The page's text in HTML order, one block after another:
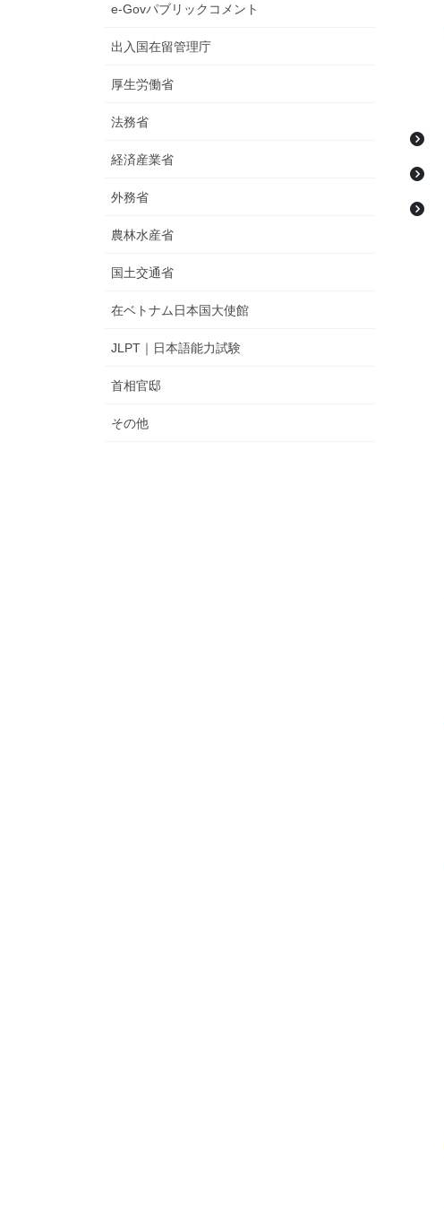
e-Govパブリックコメント
出入国在留管理庁
厚生労働省
法務省
経済産業省
外務省
農林水産省
国土交通省
在ベトナム日本国大使館
JLPT｜日本語能力試験
首相官邸
その他